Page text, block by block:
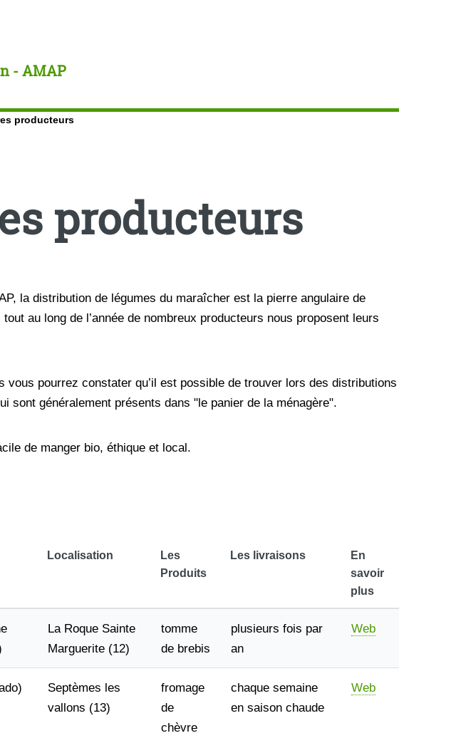
- AMAP
producteurs
producteurs
la distribution de légumes du maraîcher est la pierre angulaire de
au long de l’année de nombreux producteurs nous proposent leurs
vous pourrez constater qu’il est possible de trouver lors des distributions
sont généralement présents dans "le panier de la ménagère".
de manger bio, éthique et local.
Localisation
Les
Produits
Les livraisons
En
savoir
plus
La Roque Sainte
Marguerite (12)
tomme
de brebis
plusieurs fois par
an
Web
Septèmes les
vallons (13)
fromage
de
chèvre
chaque semaine
en saison chaude
Web